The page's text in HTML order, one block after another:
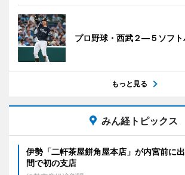
プロ野球・西武２―５ソフト
もっと見る
みん経トピックス
伊勢「二軒茶屋餅角屋本店」が内宮前
間で初の支店